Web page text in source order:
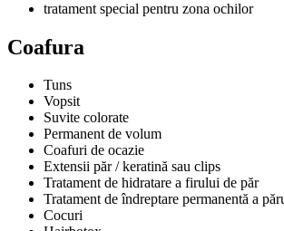
tratament special pentru zona ochilor
Coafura
Tuns
Vopsit
Suvite colorate
Permanent de volum
Coafuri de ocazie
Extensii păr / keratină sau clips
Tratament de hidratare a firului de păr
Tratament de îndreptare permanentă a
Cocuri